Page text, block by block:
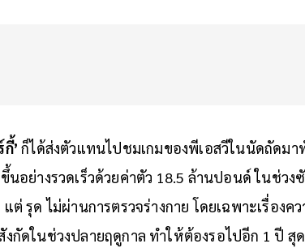
กี้’ก็ได้ส่งตัวแทนไปชมเกมของพีเอสวีในนัดถัดม
นอย่างรวดเร็วด้วยค่าตัว 18.5 ล้านปอนด์ ในช่วง
ต่ รุด ไม่ผ่านการตรวจร่างกาย โดยเฉพาะเรื่องค